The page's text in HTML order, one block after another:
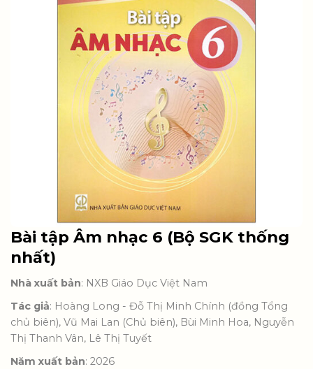
Bài tập Âm nhạc 6 (Bộ SGK thống
nhất)
Nhà xuất bản: NXB Giáo Dục Việt Nam
Tác giả: Hoàng Long - Đỗ Thị Minh Chính (đồng Tổng
chủ biên), Vũ Mai Lan (Chủ biên), Bùi Minh Hoa, Nguyễn
Thị Thanh Vân, Lê Thị Tuyết
Năm xuất bản: 2026